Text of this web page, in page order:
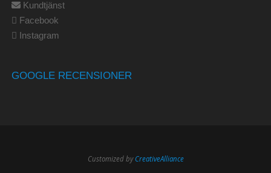
Kundtjänst
Facebook
Instagram
GOOGLE RECENSIONER
Customized byCreativeAlliance